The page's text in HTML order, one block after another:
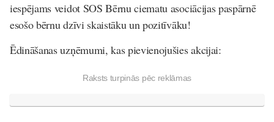
iespējams veidot SOS Bērnu ciematu asociācijas paspārnē
esošo bērnu dzīvi skaistāku un pozitīvāku!
Ēdināšanas uzņēmumi, kas pievienojušies akcijai:
Raksts turpinās pēc reklāmas